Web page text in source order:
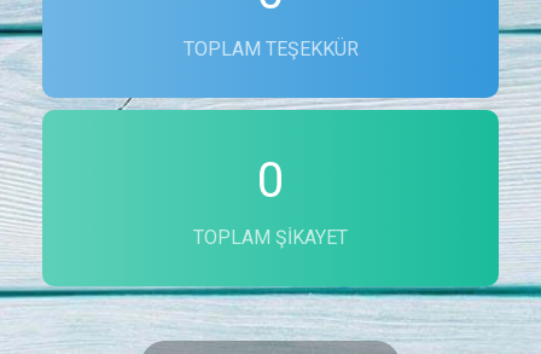
TOPLAM TEŞEKKÜR
0
TOPLAM ŞIKAYET